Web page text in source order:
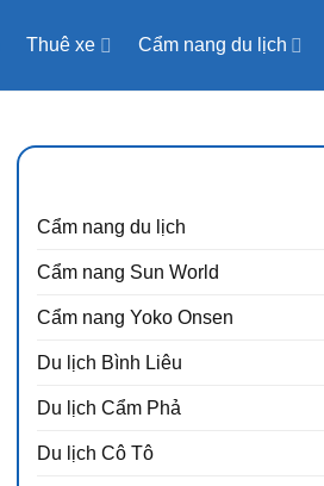
Thuê xe Cẩm nang du lịch
Cẩm nang du lịch
Cẩm nang Sun World
Cẩm nang Yoko Onsen
Du lịch Bình Liêu
Du lịch Cẩm Phả
Du lịch Cô Tô